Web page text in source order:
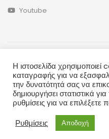
Youtube
Copyright © 2020 ΛΑΪΚΗ
Η ιστοσελίδα χρησιμοποιεί
καταγραφής για να
την δυνατότητά σας να
δημιουργήσει στατιστικά
ρυθμίσεις για να
Ρυθμίσεις
Αποδοχή